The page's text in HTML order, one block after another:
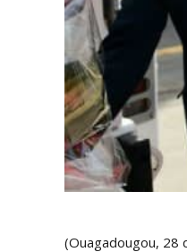
(Ouagadougou, 28